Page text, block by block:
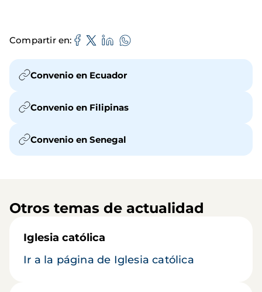
Compartir en
Convenio en Ecuador
Convenio en Filipinas
Convenio en Senegal
Otros temas de actualidad
Iglesia católica
Ir a la página de Iglesia católica